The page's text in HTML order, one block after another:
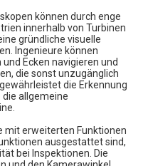
können durch enge
innerhalb von Turbinen
gründliche visuelle
Ingenieure können
Ecken navigieren und
die sonst unzugänglich
die Erkennung
allgemeine
mit erweiterten Funktionen
ausgestattet sind,
bei Inspektionen. Die